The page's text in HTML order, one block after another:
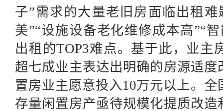
子”需求的大量老旧房面临出租难
美”“设施设备老化维修成本高”“
出租的TOP3难点。基于此， 业主
超七成业主表达出明确的房源适
置房业主愿意投入10万元以上。
存量闲置房产亟待规模化提质改